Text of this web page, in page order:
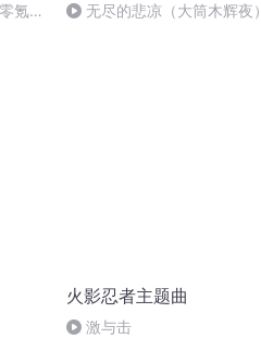
氪新
无尽的悲凉（大筒木辉夜）
火影忍者主题曲
激与击